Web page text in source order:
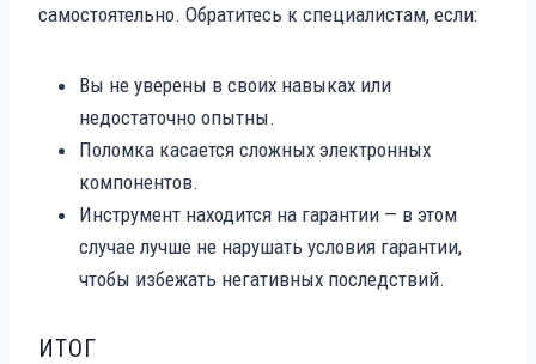
самостоятельно. Обратитесь к специалистам, если:
Вы не уверены в своих навыках или
недостаточно опытны.
Поломка касается сложных электронных
компонентов.
Инструмент находится на гарантии — в этом
случае лучше не нарушать условия гарантии,
чтобы избежать негативных последствий.
ИТОГ